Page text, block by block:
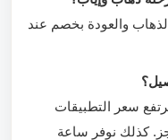
والعودة بخصم عند
سعر التطبيقات
كذلك نوفر ساعة